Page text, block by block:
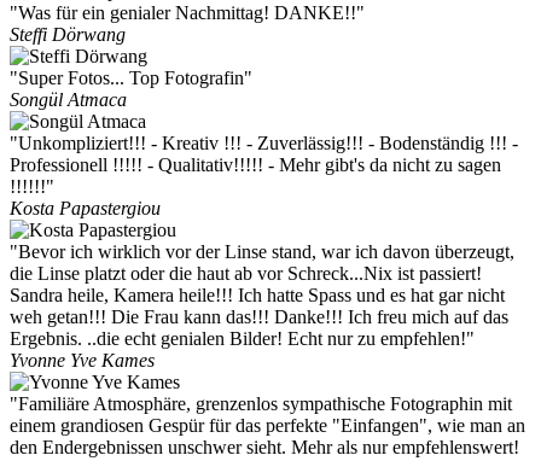
"Was für ein genialer Nachmittag! DANKE!!"
Steffi Dörwang
"Super Fotos... Top Fotografin"
Songül Atmaca
"Unkompliziert!!! - Kreativ !!! - Zuverlässig!!! - Bodenständig !!! -
Professionell !!!!! - Qualitativ!!!!! - Mehr gibt's da nicht zu sagen
!!!!!!"
Kosta Papastergiou
"Bevor ich wirklich vor der Linse stand, war ich davon überzeugt,
die Linse platzt oder die haut ab vor Schreck...Nix ist passiert!
Sandra heile, Kamera heile!!! Ich hatte Spass und es hat gar nicht
weh getan!!! Die Frau kann das!!! Danke!!! Ich freu mich auf das
Ergebnis. ..die echt genialen Bilder! Echt nur zu empfehlen!"
Yvonne Yve Kames
"Familiäre Atmosphäre, grenzenlos sympathische Fotographin mit
einem grandiosen Gespür für das perfekte "Einfangen", wie man an
den Endergebnissen unschwer sieht. Mehr als nur empfehlenswert!